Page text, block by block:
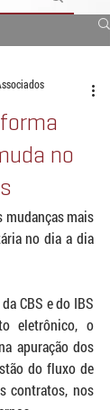
no
mudanças mais
no dia a dia
CBS e do IBS
eletrônico, o
apuração dos
do fluxo de
contratos, nos